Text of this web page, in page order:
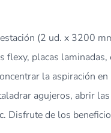
(2 ud. x 3200
placas
la aspiración
agujeros, abrir
Disfrute de los